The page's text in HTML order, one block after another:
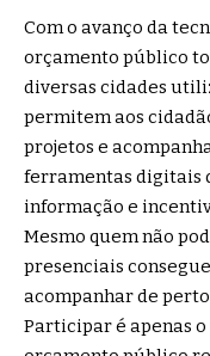
Com o avanço da
orçamento público
diversas cidades
permitem aos
projetos e
ferramentas digitais
informação e
Mesmo quem não
presenciais
acompanhar de
Participar é apenas